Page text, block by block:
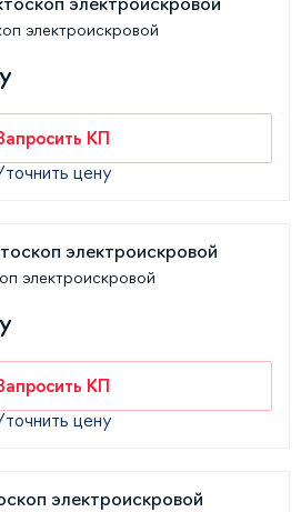
электроискровой
КП
цену
электроискровой
КП
цену